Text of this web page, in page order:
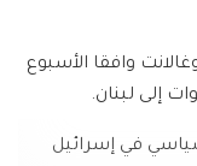
وافقا الأسبوع
إلى لبنان.
في إسرائيل